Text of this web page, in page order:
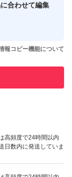
実績があります
あります
高頻度で24時間以内
日数内に発送していま
合わせて編集
報コピー機能について